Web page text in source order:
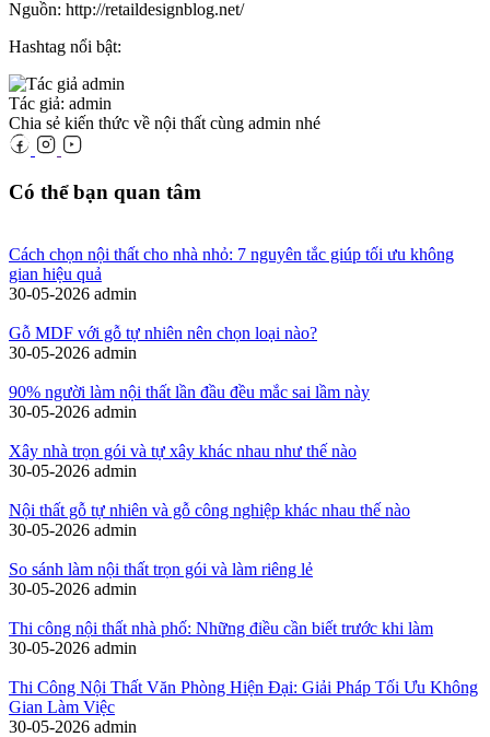
Nguồn: http://retaildesignblog.net/
Hashtag nổi bật:
Tác giả: admin
Chia sẻ kiến thức về nội thất cùng admin nhé
Có thể bạn quan tâm
Cách chọn nội thất cho nhà nhỏ: 7 nguyên tắc giúp tối ưu không
gian hiệu quả
30-05-2026 admin
Gỗ MDF với gỗ tự nhiên nên chọn loại nào?
30-05-2026 admin
90% người làm nội thất lần đầu đều mắc sai lầm này
30-05-2026 admin
Xây nhà trọn gói và tự xây khác nhau như thế nào
30-05-2026 admin
Nội thất gỗ tự nhiên và gỗ công nghiệp khác nhau thế nào
30-05-2026 admin
So sánh làm nội thất trọn gói và làm riêng lẻ
30-05-2026 admin
Thi công nội thất nhà phố: Những điều cần biết trước khi làm
30-05-2026 admin
Thi Công Nội Thất Văn Phòng Hiện Đại: Giải Pháp Tối Ưu Không
Gian Làm Việc
30-05-2026 admin